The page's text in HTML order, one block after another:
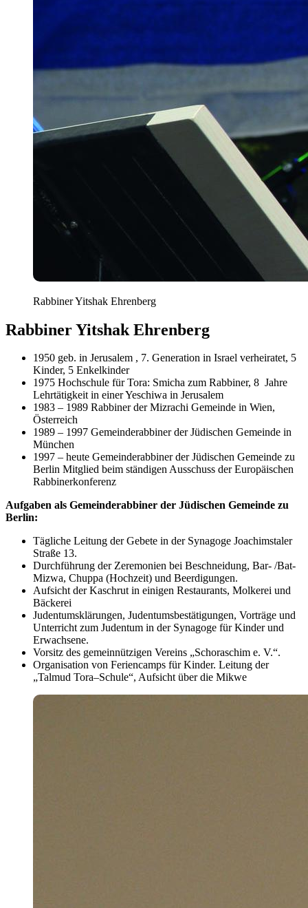
Rabbiner Yitshak Ehrenberg
Rabbiner Yitshak Ehrenberg
1950 geb. in Jerusalem , 7. Generation in Israel verheiratet, 5
Kinder, 5 Enkelkinder
1975 Hochschule für Tora: Smicha zum Rabbiner, 8 Jahre
Lehrtätigkeit in einer Yeschiwa in Jerusalem
1983 – 1989 Rabbiner der Mizrachi Gemeinde in Wien,
Österreich
1989 – 1997 Gemeinderabbiner der Jüdischen Gemeinde in
München
1997 – heute Gemeinderabbiner der Jüdischen Gemeinde zu
Berlin Mitglied beim ständigen Ausschuss der Europäischen
Rabbinerkonferenz
Aufgaben als Gemeinderabbiner der Jüdischen Gemeinde zu
Berlin:
Tägliche Leitung der Gebete in der Synagoge Joachimstaler
Straße 13.
Durchführung der Zeremonien bei Beschneidung, Bar- /Bat-
Mizwa, Chuppa (Hochzeit) und Beerdigungen.
Aufsicht der Kaschrut in einigen Restaurants, Molkerei und
Bäckerei
Judentumsklärungen, Judentumsbestätigungen, Vorträge und
Unterricht zum Judentum in der Synagoge für Kinder und
Erwachsene.
Vorsitz des gemeinnützigen Vereins „Schoraschim e. V.“.
Organisation von Feriencamps für Kinder. Leitung der
„Talmud Tora–Schule“, Aufsicht über die Mikwe